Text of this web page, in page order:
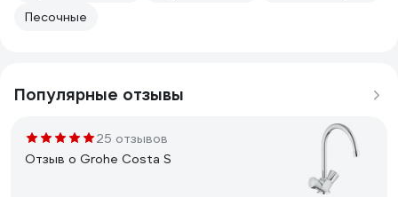
Песочные
Популярные отзывы
25 отзывов
Отзыв о Grohe Costa S